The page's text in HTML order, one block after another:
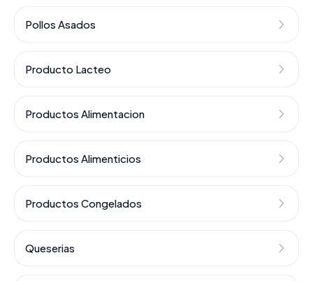
Pollos Asados
Producto Lacteo
Productos Alimentacion
Productos Alimenticios
Productos Congelados
Queserias